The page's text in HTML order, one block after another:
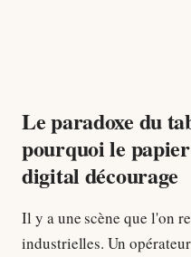
Le paradoxe du
pourquoi le
digital décourage
Il y a une scène que l'on
industrielles. Un